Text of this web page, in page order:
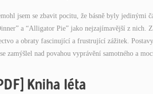
jsem se zbavit pocitu, že básně byly jedinými
a “Alligator Pie” jako nejzajímavější z nich.
a obraty fascinující a frustrující zážitek.
zamýšlel nad povahou vyprávění samotného a
Kniha léta